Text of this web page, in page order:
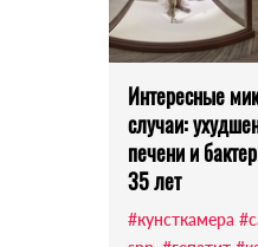
Интересные
случаи:
печени и
35 лет
#кунсткамера